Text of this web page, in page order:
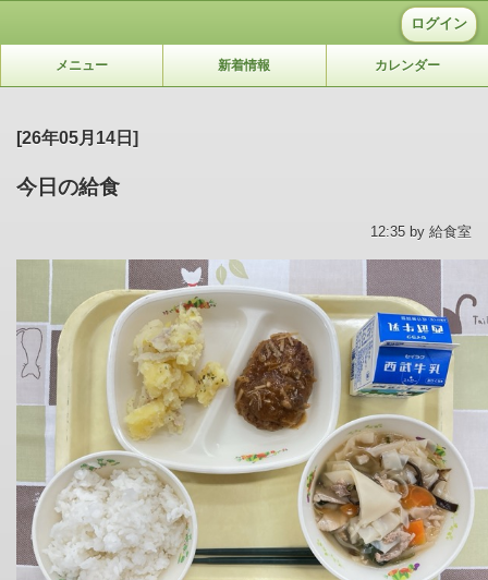
ログイン
メニュー 新着情報 カレンダー
[26年05月14日]
今日の給食
12:35 by 給食室